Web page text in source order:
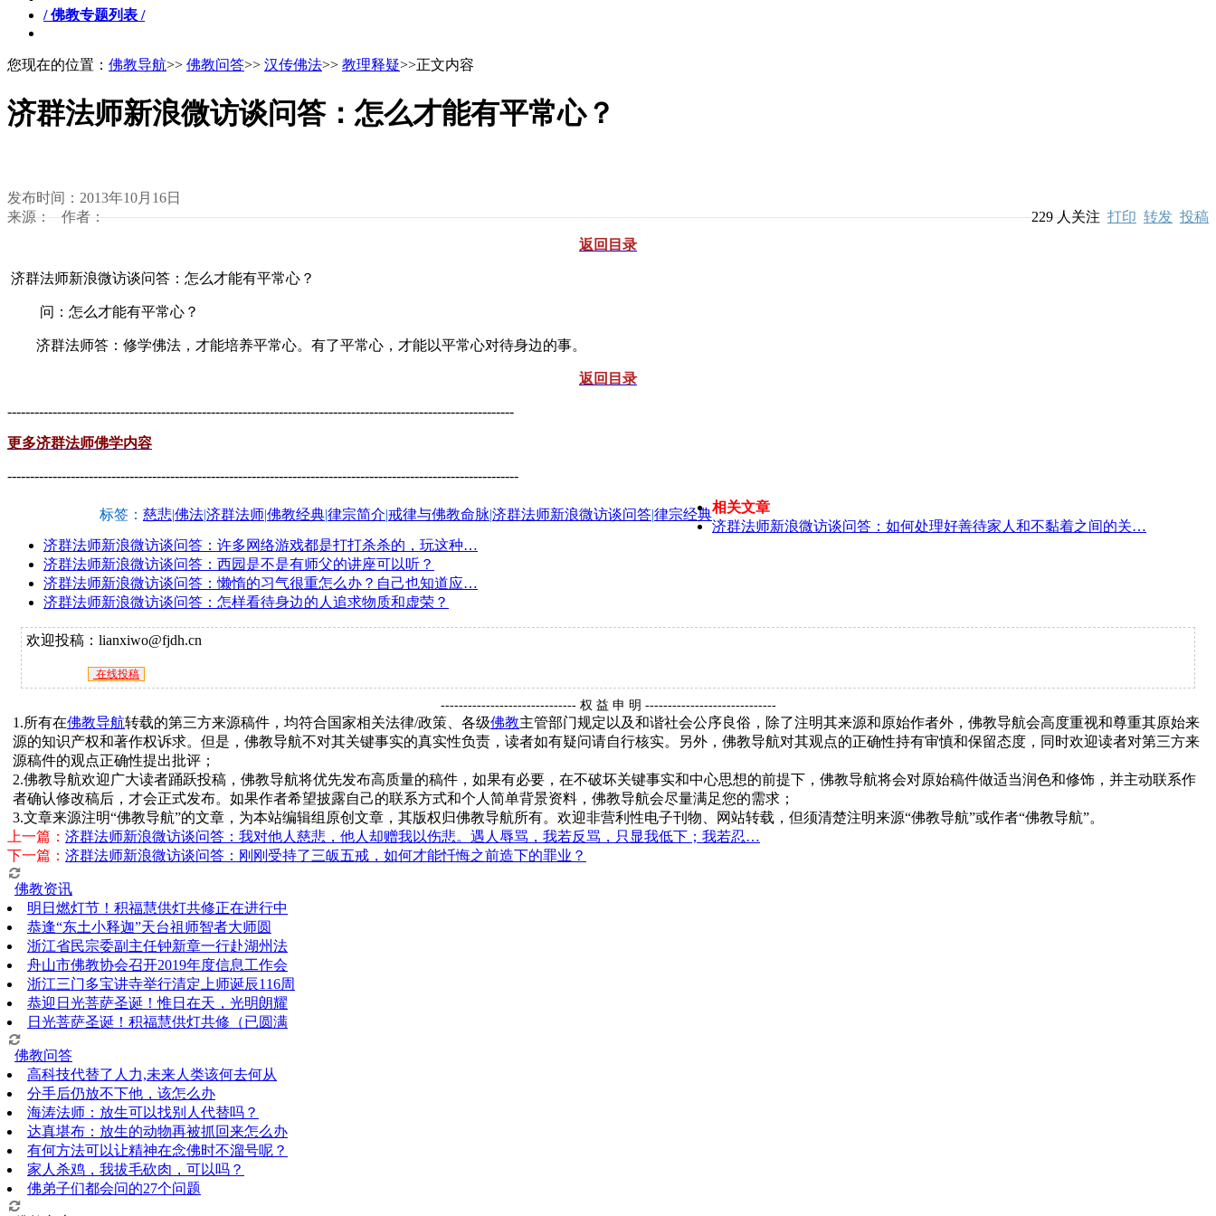
/ 佛教专题列表 /
您现在的位置： 佛教导航>> 佛教问答>> 汉传佛法>> 教理释疑>>正文内容
济群法师新浪微访谈问答：怎么才能有平常心？
发布时间：2013年10月16日
来源： 作者：
229人关注 打印 转发 投稿
返回目录
济群法师新浪微访谈问答：怎么才能有平常心？
问：怎么才能有平常心？
济群法师答：修学佛法，才能培养平常心。有了平常心，才能以平常心对待身边的事。
返回目录
----------------------------------------------------------------------------------------------------------------
更多济群法师佛学内容
-----------------------------------------------------------------------------------------------------------------
标签： 慈悲|佛法|济群法师|佛教经典|律宗简介|戒律与佛教命脉|济群法师新浪微访谈问答|律宗经典相关文章
济群法师新浪微访谈问答：如何处理好善待家人和不黏着之间的关…
济群法师新浪微访谈问答：许多网络游戏都是打打杀杀的，玩这种…
济群法师新浪微访谈问答：西园是不是有师父的讲座可以听？
济群法师新浪微访谈问答：懒惰的习气很重怎么办？自己也知道应…
济群法师新浪微访谈问答：怎样看待身边的人追求物质和虚荣？
欢迎投稿：lianxiwo@fjdh.cn
在线投稿
------------------------------ 权 益 申 明 -----------------------------
1.所有在佛教导航转载的第三方来源稿件，均符合国家相关法律/政策、各级佛教主管部门规定以及和谐社会公序良俗，除了注明其来源和原始作者外，佛教导航会高度重视和尊重其原始来
源的知识产权和著作权诉求。但是，佛教导航不对其关键事实的真实性负责，读者如有疑问请自行核实。另外，佛教导航对其观点的正确性持有审慎和保留态度，同时欢迎读者对第三方来
源稿件的观点正确性提出批评；
2.佛教导航欢迎广大读者踊跃投稿，佛教导航将优先发布高质量的稿件，如果有必要，在不破坏关键事实和中心思想的前提下，佛教导航将会对原始稿件做适当润色和修饰，并主动联系作
者确认修改稿后，才会正式发布。如果作者希望披露自己的联系方式和个人简单背景资料，佛教导航会尽量满足您的需求；
3.文章来源注明“佛教导航”的文章，为本站编辑组原创文章，其版权归佛教导航所有。欢迎非营利性电子刊物、网站转载，但须清楚注明来源“佛教导航”或作者“佛教导航”。
上一篇： 济群法师新浪微访谈问答：我对他人慈悲，他人却赠我以伤悲。遇人辱骂，我若反骂，只显我低下；我若忍…
下一篇： 济群法师新浪微访谈问答：刚刚受持了三皈五戒，如何才能忏悔之前造下的罪业？
佛教资讯
明日燃灯节！积福慧供灯共修正在进行中
恭逢“东土小释迦”天台祖师智者大师圆
浙江省民宗委副主任钟新章一行赴湖州法
舟山市佛教协会召开2019年度信息工作会
浙江三门多宝讲寺举行清定上师诞辰116周
恭迎日光菩萨圣诞！惟日在天，光明朗耀
日光菩萨圣诞！积福慧供灯共修（已圆满
佛教问答
高科技代替了人力,未来人类该何去何从
分手后仍放不下他，该怎么办
海涛法师：放生可以找别人代替吗？
达真堪布：放生的动物再被抓回来怎么办
有何方法可以让精神在念佛时不溜号呢？
家人杀鸡，我拔毛砍肉，可以吗？
佛弟子们都会问的27个问题